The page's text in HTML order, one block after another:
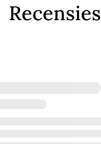
Recensies